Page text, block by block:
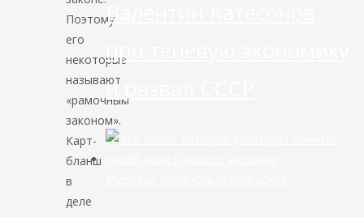
Поэтому
его
некоторые
называют
«рамочным
законом».
Карт-
бланш
в
деле
Валентин Катасонов
про теневую экономику
и развал СССР